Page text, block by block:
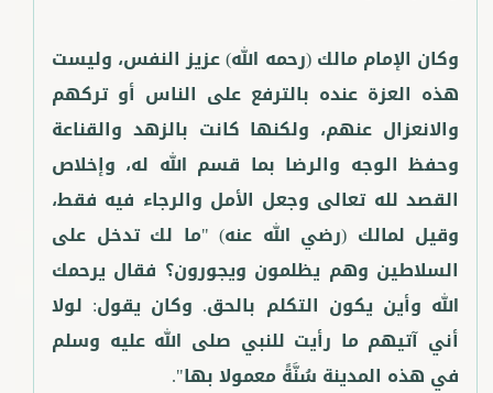
وكان الإمام مالك (رحمه الله) عزيز النفس، وليست
هذه العزة عنده بالترفع على الناس أو تركهم
والانعزال عنهم، ولكنها كانت بالزهد والقناعة
وحفظ الوجه والرضا بما قسم الله له، وإخلاص
القصد لله تعالى وجعل الأمل والرجاء فيه فقط،
وقيل لمالك (رضي الله عنه) "ما لك تدخل على
السلاطين وهم يظلمون ويجورون؟ فقال يرحمك
الله وأين يكون التكلم بالحق. وكان يقول: لولا
أني آتيهم ما رأيت للنبي صلى الله عليه وسلم